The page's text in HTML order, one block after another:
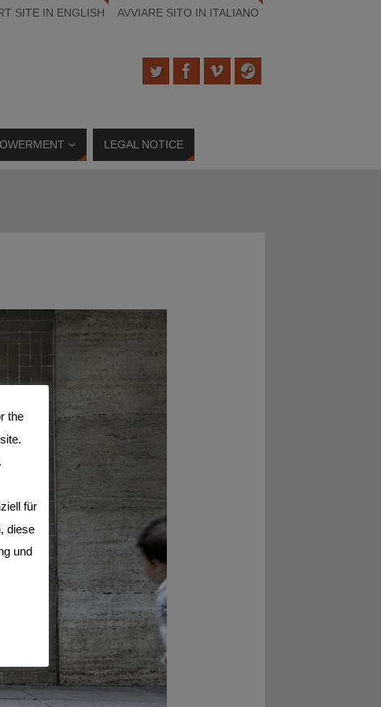
SITE IN ENGLISH AVVIARE SITO IN ITALIANO
LEGAL NOTICE
the
für
diese
und